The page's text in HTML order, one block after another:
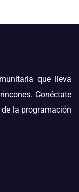
que lleva
Conéctate
la programación